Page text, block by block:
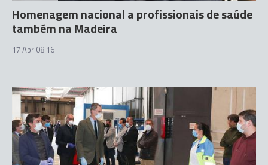
Homenagem nacional a profissionais de saúde
também na Madeira
17 Abr 08:16